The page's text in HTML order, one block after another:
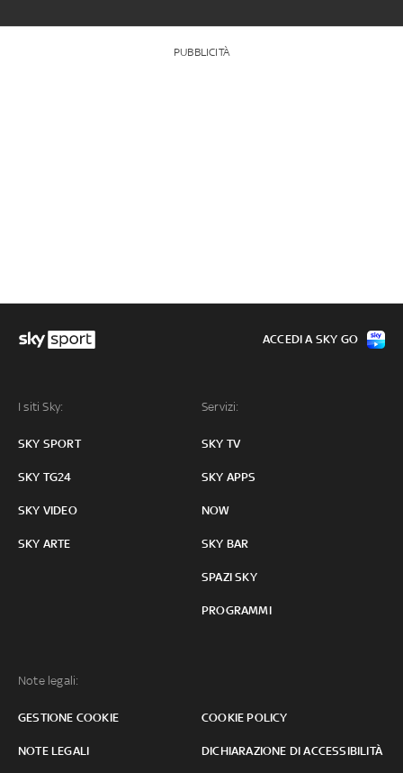
PUBBLICITÀ
I siti Sky:
SKY SPORT
SKY TG24
SKY VIDEO
SKY ARTE
Servizi:
SKY TV
SKY APPS
NOW
SKY BAR
SPAZI SKY
PROGRAMMI
Note legali:
GESTIONE COOKIE COOKIE POLICY
NOTE LEGALI DICHIARAZIONE DI ACCESSIBILITÀ
ACCEDI A SKY GO